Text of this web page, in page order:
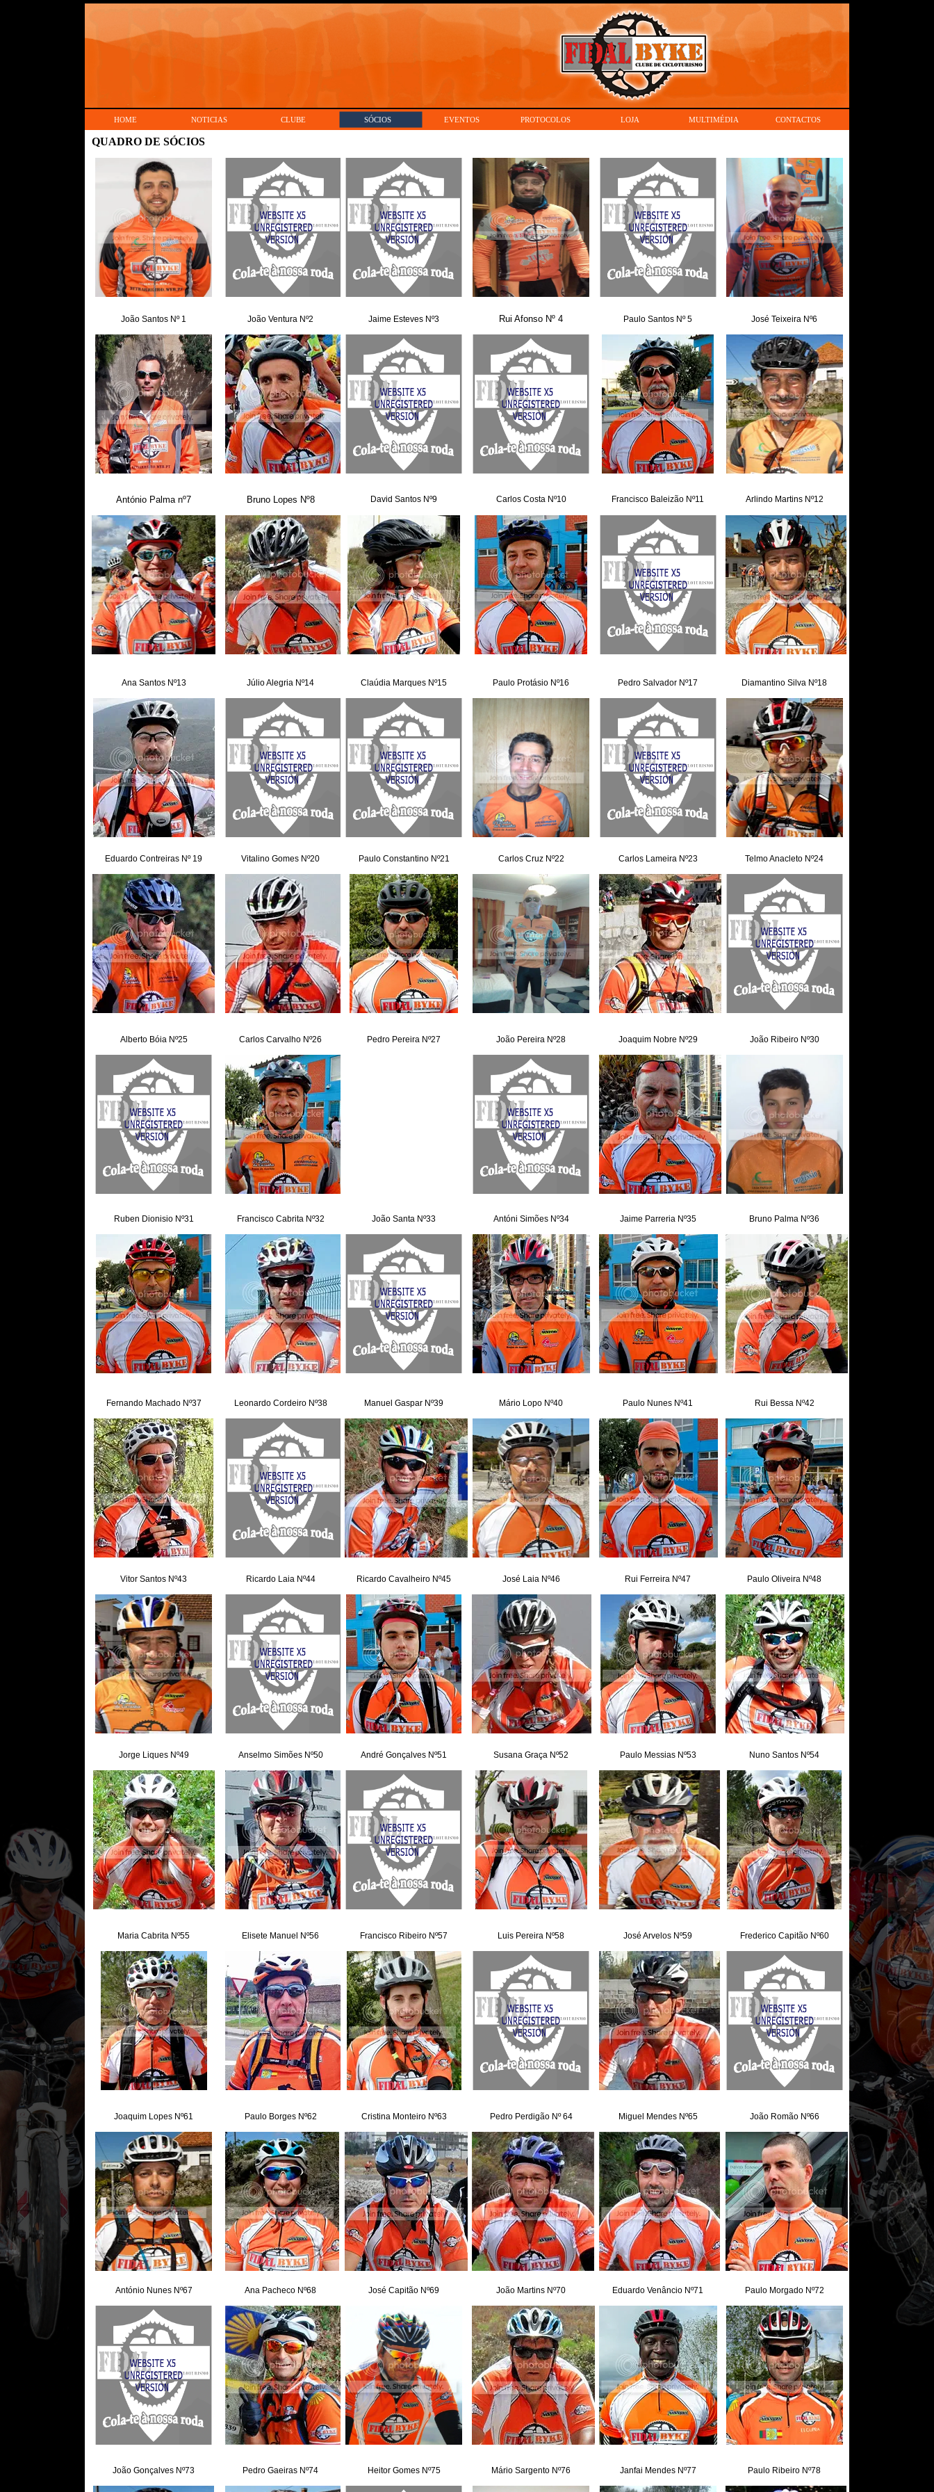
HOME NOTICIAS CLUBE SÓCIOS EVENTOS PROTOCOLOS LOJA MULTIMÉDIA CONTACTOS
QUADRO DE SÓCIOS
João Santos Nº 1 João Ventura Nº2 Jaime Esteves Nº3 Rui Afonso Nº 4 Paulo Santos Nº 5 José Teixeira Nº6
António Palma nº7 Bruno Lopes Nº8 David Santos Nº9 Carlos Costa Nº10 Francisco Baleizão Nº11 Arlindo Martins Nº12
Ana Santos Nº13 Júlio Alegria Nº14 Claúdia Marques Nº15 Paulo Protásio Nº16 Pedro Salvador Nº17 Diamantino Silva Nº18
Eduardo Contreiras Nº 19 Vitalino Gomes Nº20 Paulo Constantino Nº21 Carlos Cruz Nº22 Carlos Lameira Nº23 Telmo Anacleto Nº24
Alberto Bóia Nº25 Carlos Carvalho Nº26 Pedro Pereira Nº27 João Pereira Nº28 Joaquim Nobre Nº29 João Ribeiro Nº30
Ruben Dionisio Nº31 Francisco Cabrita Nº32 João Santa Nº33 Antóni Simões Nº34 Jaime Parreria Nº35 Bruno Palma Nº36
Fernando Machado Nº37 Leonardo Cordeiro Nº38 Manuel Gaspar Nº39 Mário Lopo Nº40 Paulo Nunes Nº41 Rui Bessa Nº42
Vitor Santos Nº43 Ricardo Laia Nº44 Ricardo Cavalheiro Nº45 José Laia Nº46 Rui Ferreira Nº47 Paulo Oliveira Nº48
Jorge Liques Nº49 Anselmo Simões Nº50 André Gonçalves Nº51 Susana Graça Nº52 Paulo Messias Nº53 Nuno Santos Nº54
Maria Cabrita Nº55 Elisete Manuel Nº56 Francisco Ribeiro Nº57 Luis Pereira Nº58 José Arvelos Nº59 Frederico Capitão Nº60
Joaquim Lopes Nº61 Paulo Borges Nº62 Cristina Monteiro Nº63 Pedro Perdigão Nº 64 Miguel Mendes Nº65 João Romão Nº66
António Nunes Nº67 Ana Pacheco Nº68 José Capitão Nº69 João Martins Nº70 Eduardo Venâncio Nº71 Paulo Morgado Nº72
João Gonçalves Nº73 Pedro Gaeiras Nº74 Heitor Gomes Nº75 Mário Sargento Nº76 Janfai Mendes Nº77 Paulo Ribeiro Nº78